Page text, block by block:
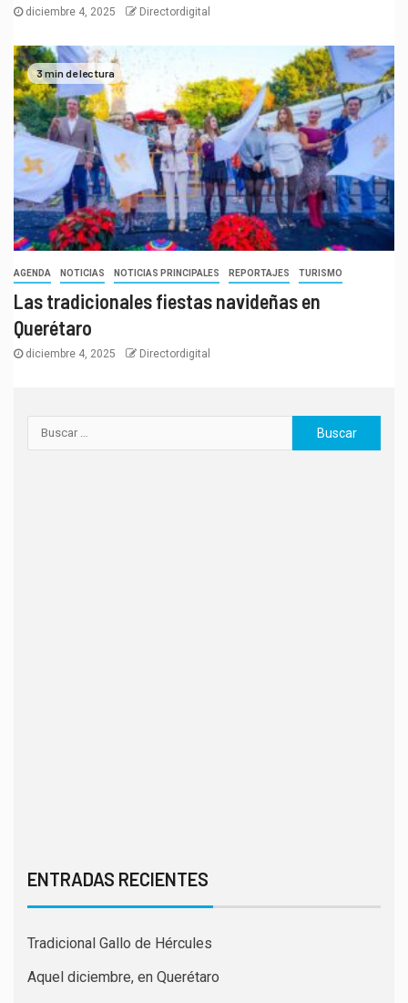
diciembre 4, 2025 Directordigital
3 min de lectura
AGENDA NOTICIAS NOTICIAS PRINCIPALES REPORTAJES TURISMO
Las tradicionales fiestas navideñas en
Querétaro
diciembre 4, 2025 Directordigital
ENTRADAS RECIENTES
Tradicional Gallo de Hércules
Aquel diciembre, en Querétaro